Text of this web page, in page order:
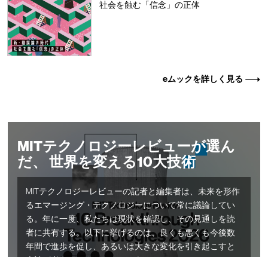
社会を蝕む「信念」の正体
eムックを詳しく見る
MITテクノロジーレビューが選ん
だ、 世界を変える10大技術
MITテクノロジーレビューの記者と編集者は、未来を形作
るエマージング・テクノロジーについて常に議論してい
る。年に一度、私たちは現状を確認し、その見通しを読
者に共有する。以下に挙げるのは、良くも悪くも今後数
年間で進歩を促し、あるいは大きな変化を引き起こすと